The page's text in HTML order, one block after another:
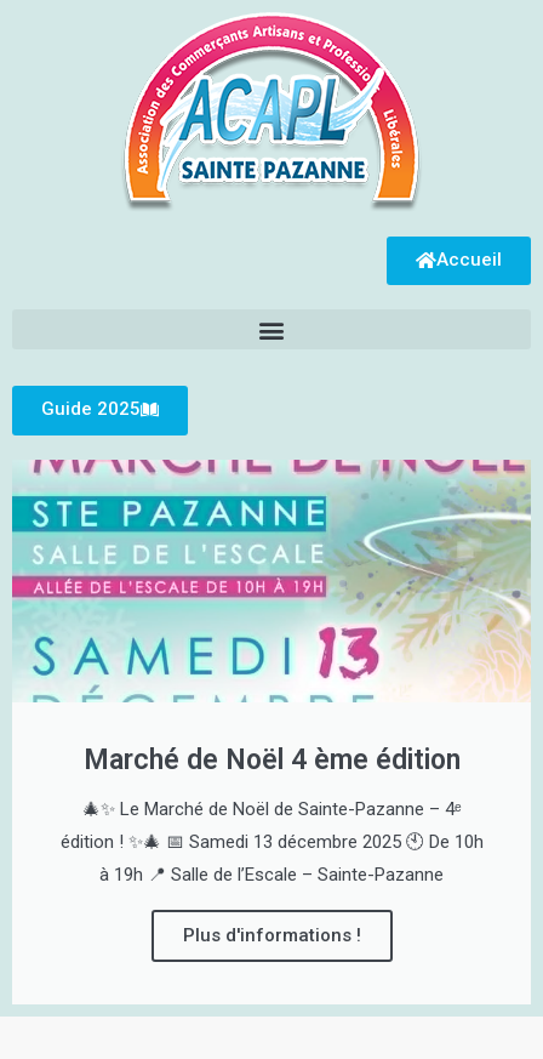
Accueil
Guide 2025
Marché de Noël 4 ème édition
🎄✨ Le Marché de Noël de Sainte-Pazanne – 4ᵉ
édition ! ✨🎄 📅 Samedi 13 décembre 2025 🕙 De 10h
à 19h 📍 Salle de l’Escale – Sainte-Pazanne
Plus d'informations !